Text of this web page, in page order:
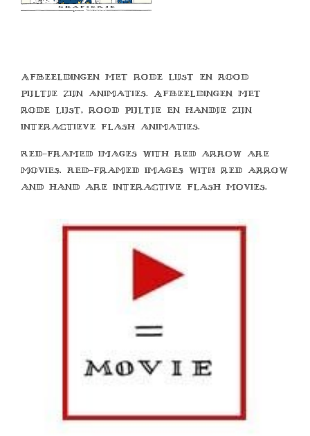
Afbeeldingen met rode lijst en rood
pijltje zijn animaties. Afbeeldingen met
rode lijst, rood pijltje en handje zijn
interactieve flash animaties.
Red-framed images with red arrow are
movies. Red-framed images with red arrow
and hand are interactive flash movies.